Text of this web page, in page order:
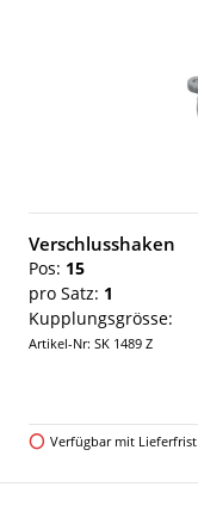
Verschlusshaken
Pos: 15
pro Satz: 1
Kupplungsgrösse:
Artikel-Nr: SK 1489 Z
Verfügbar mit Lieferfrist